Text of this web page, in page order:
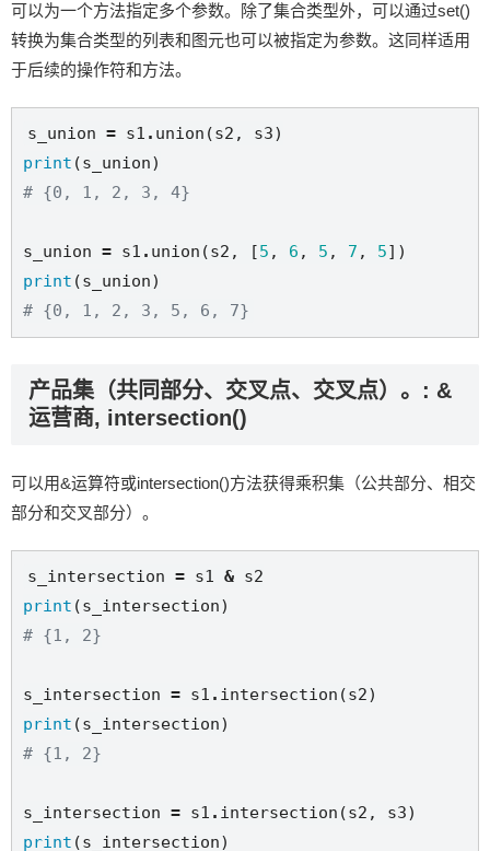
可以为一个方法指定多个参数。除了集合类型外，可以通过set()
转换为集合类型的列表和图元也可以被指定为参数。这同样适用
于后续的操作符和方法。
s_union = s1 .
print
# {0, 1, 2, 3, 4}
s_union = s1 . union(s2, [5 , 6 , 5 , 7 , 5
print
# {0, 1, 2, 3, 5, 6, 7}
产品集（共同部分、交叉点、交叉点）。: &
运营商, intersection()
可以用&运算符或intersection()方法获得乘积集（公共部分、相交
部分和交叉部分）。
s_intersection = s1 &
print
# {1, 2}
s_intersection = s1 .
print
# {1, 2}
s_intersection = s1 .
print